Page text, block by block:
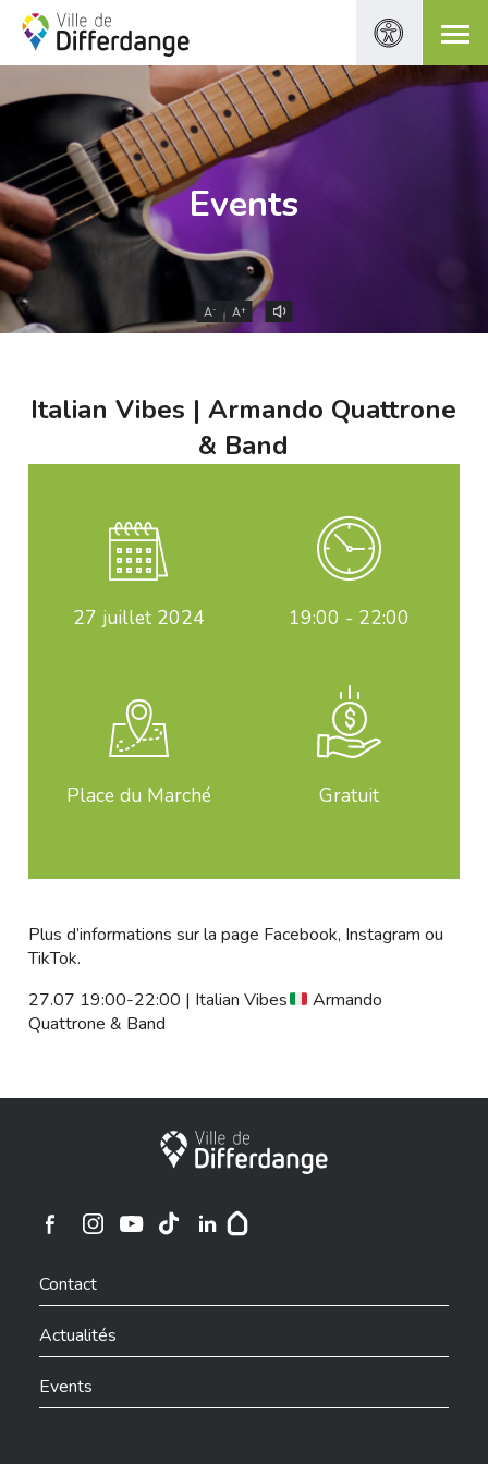
Events
A- A+
Italian Vibes | Armando Quattrone
& Band
27 juillet 2024 19:00 - 22:00
Place du Marché Gratuit
Plus d’informations sur la page Facebook, Instagram ou
TikTok.
27.07 19:00-22:00 | Italian Vibes
Armando
Quattrone & Band
Ville de Differdange
Ville de Differdange sur Instagram
Contact
Actualités
Events